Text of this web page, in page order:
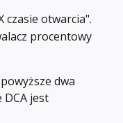
czasie otwarcia".
procentowy
dwa
DCA jest